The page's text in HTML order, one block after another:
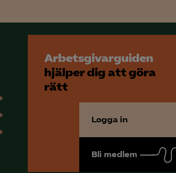
Arbetsgivarguiden
hjälper dig att göra
rätt
Logga in
Bli medlem